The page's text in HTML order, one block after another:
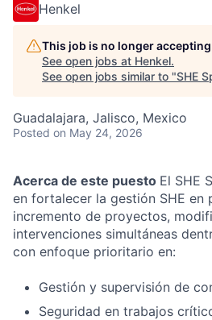
Henkel
This job is no longer
See open jobs at Henkel.
See open jobs similar to "SHE
Guadalajara, Jalisco, Mexico
Posted on May 24, 2026
Acerca de este puesto El SHE
en fortalecer la gestión SHE en
incremento de proyectos,
intervenciones simultáneas
con enfoque prioritario en:
Gestión y supervisión de
Seguridad en trabajos